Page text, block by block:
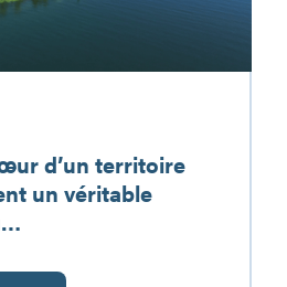
d’un territoire
un véritable